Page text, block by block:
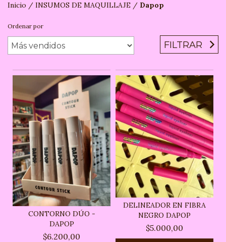
Inicio / INSUMOS DE MAQUILLAJE / Dapop
Ordenar por
FILTRAR
CONTORNO DÚO -
DAPOP
$6.200,00
DELINEADOR EN FIBRA
NEGRO DAPOP
$5.000,00